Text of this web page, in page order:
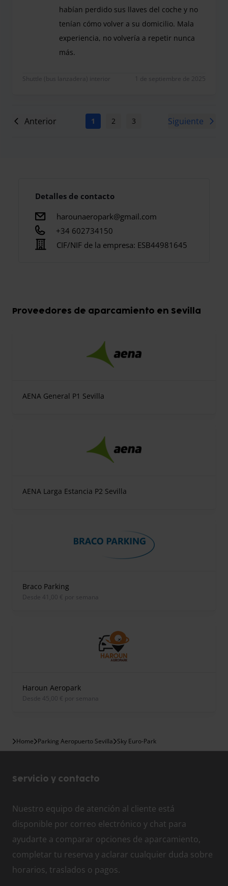
habían perdido sus llaves del coche y no
tenían cómo volver a su domicilio. Mala
experiencia, no volvería a repetir nunca
más.
Shuttle (bus lanzadera) interior 1 de septiembre de 2025
Anterior 1 2 3 5 6
Siguiente
Detalles de contacto
harounaeropark@gmail.com
+34 602734150
CIF/NIF de la empresa: ESB44981645
Proveedores de aparcamiento en Sevilla
AENA General P1 Sevilla
AENA Larga Estancia P2 Sevilla
Braco Parking
desde 41,00 € por semana
Haroun Aeropark
desde 45,00 € por semana
Home Parking Aeropuerto Sevilla Sky Euro-Park
Servicio y contacto
Nuestro equipo de atención al cliente está
disponible por correo electrónico y chat para
ayudarte a comparar opciones de aparcamiento,
completar tu reserva y aclarar cualquier duda sobre
horarios, traslados o pagos.